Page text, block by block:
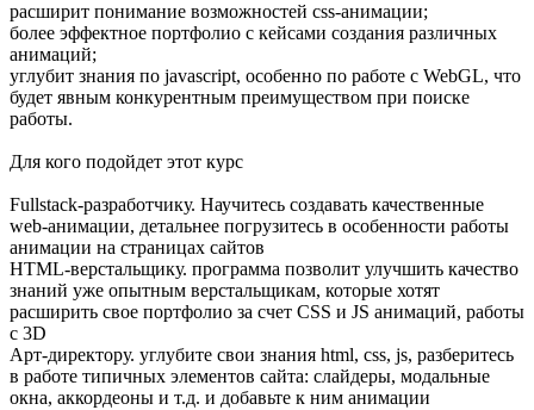
расширит понимание возможностей css-анимации;
более эффектное портфолио с кейсами создания различных
анимаций;
углубит знания по javascript, особенно по работе с WebGL, что
будет явным конкурентным преимуществом при поиске
работы.
Для кого подойдет этот курс
Fullstack-разработчику. Научитесь создавать качественные
web-анимации, детальнее погрузитесь в особенности работы
анимации на страницах сайтов
HTML-верстальщику. программа позволит улучшить качество
знаний уже опытным верстальщикам, которые хотят
расширить свое портфолио за счет CSS и JS анимаций, работы
с 3D
Арт-директору. углубите свои знания html, css, js, разберитесь
в работе типичных элементов сайта: слайдеры, модальные
окна, аккордеоны и т.д. и добавьте к ним анимации